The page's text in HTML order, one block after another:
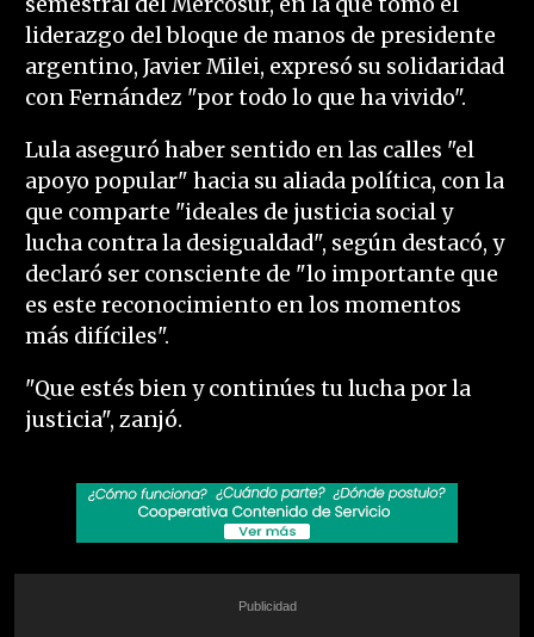
semestral del Mercosur, en la que tomó el
liderazgo del bloque de manos de presidente
argentino, Javier Milei, expresó su solidaridad
con Fernández "por todo lo que ha vivido".
Lula aseguró haber sentido en las calles "el
apoyo popular" hacia su aliada política, con la
que comparte "ideales de justicia social y
lucha contra la desigualdad", según destacó, y
declaró ser consciente de "lo importante que
es este reconocimiento en los momentos
más difíciles".
"Que estés bien y continúes tu lucha por la
justicia", zanjó.